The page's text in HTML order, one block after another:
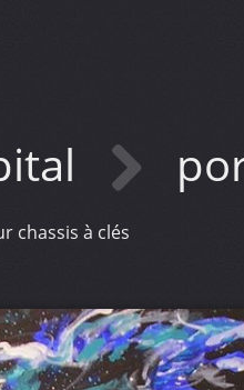
chassis à clés